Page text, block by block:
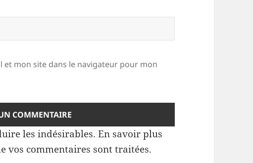
mon site dans le navigateur pour mon
les indésirables.En savoir plus
vos commentaires sont traitées.